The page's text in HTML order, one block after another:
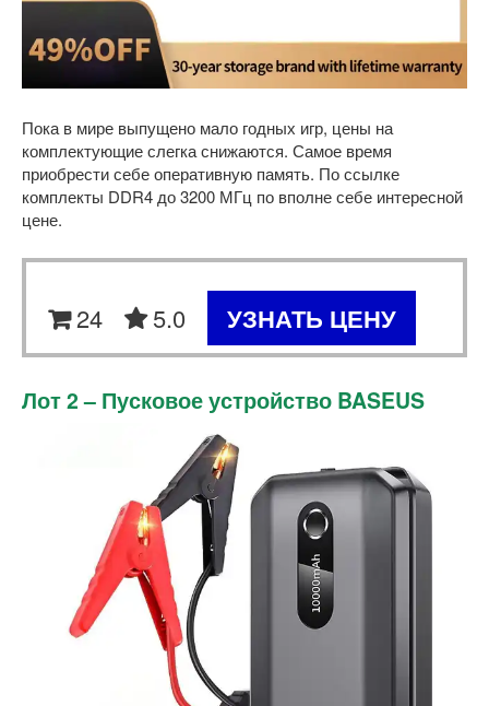
Пока в мире выпущено мало годных игр, цены на
комплектующие слегка снижаются. Самое время
приобрести себе оперативную память. По ссылке
комплекты DDR4 до 3200 МГц по вполне себе интересной
цене.
24 5.0 УЗНАТЬ ЦЕНУ
Лот 2 – Пусковое устройство BASEUS